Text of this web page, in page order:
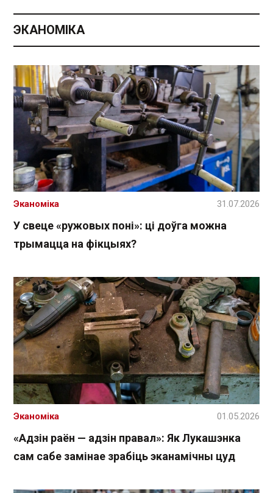
ЭКАНОМІКА
У свеце «ружовых поні»: ці доўга можна
трымацца на фікцыях?
Эканоміка 31.07.2026
«Адзін раён — адзін правал»: Як Лукашэнка
сам сабе замінае зрабіць эканамічны цуд
Эканоміка 01.05.2026